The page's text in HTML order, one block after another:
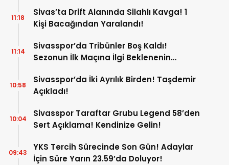
Sivas’ta Drift Alanında Silahlı Kavga! 1
Kişi Bacağından Yaralandı!
11:18
Sivasspor’da Tribünler Boş Kaldı!
Sezonun İlk Maçına İlgi Beklenenin
11:14
Sivasspor’da İki Ayrılık Birden! Taşdemir
Açıkladı!
10:58
Sivasspor Taraftar Grubu Legend 58’den
Sert Açıklama! Kendinize Gelin!
10:04
YKS Tercih Sürecinde Son Gün! Adaylar
İçin Süre Yarın 23.59’da Doluyor!
09:43